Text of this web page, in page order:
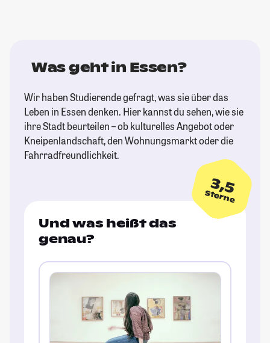
Was geht in Essen?
Wir haben Studierende gefragt, was sie über das
Leben in Essen denken. Hier kannst du sehen, wie sie
ihre Stadt beurteilen – ob kulturelles Angebot oder
Kneipenlandschaft, den Wohnungsmarkt oder die
Fahrradfreundlichkeit.
3,5
Sterne
Und was heißt das
genau?